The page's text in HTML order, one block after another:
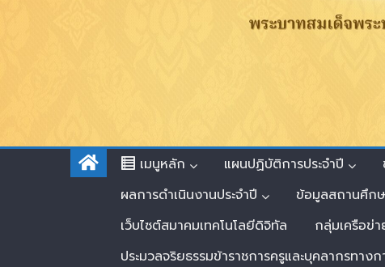
เมนูหลัก แผนปฏิบัติการประจำปี
ผลการดำเนินงานประจำปี
ข้อมูลสถานศึก
เว็บไซต์สมาคมเทคโนโลยีดิจิทัล
กลุ่มเครือข่
ประมวลจริยธรรมข้าราชการครูและบุคลากรทา